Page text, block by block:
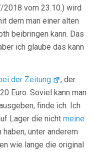
2018 vom 23.10.) wird
dem man einer alten
beibringen kann. Das
ich glaube das kann
der Zeitung
, der
Euro. Soviel kann man
finde ich. Ich
Lager die nicht meine
haben, unter anderem
wie lange die original